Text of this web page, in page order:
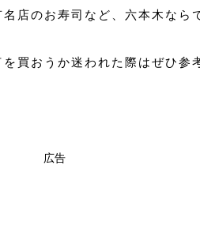
店のお寿司など、六本木なら
買おうか迷われた際はぜひ参
広告